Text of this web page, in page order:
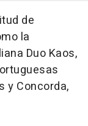
de
la
Duo Kaos,
y Concorda,